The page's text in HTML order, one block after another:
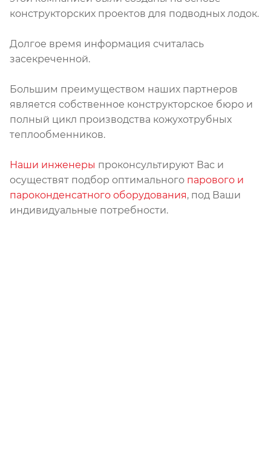
конструкторских проектов для подводных лодок.
Долгое время информация считалась
засекреченной.
Большим преимуществом наших партнеров
является собственное конструкторское бюро и
полный цикл производства кожухотрубных
теплообменников.
Наши инженеры проконсультируют Вас и
осуществят подбор оптимального парового и
пароконденсатного оборудования, под Ваши
индивидуальные потребности.